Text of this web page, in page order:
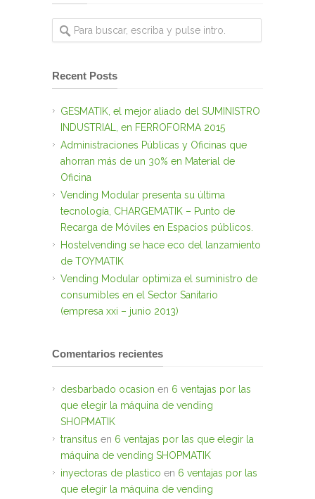
Recent Posts
GESMATIK, el mejor aliado del SUMINISTRO
INDUSTRIAL, en FERROFORMA 2015
Administraciones Públicas y Oficinas que
ahorran más de un 30% en Material de
Oficina
Vending Modular presenta su última
tecnología, CHARGEMATIK – Punto de
Recarga de Móviles en Espacios públicos.
Hostelvending se hace eco del lanzamiento
de TOYMATIK
Vending Modular optimiza el suministro de
consumibles en el Sector Sanitario
(empresa xxi – junio 2013)
Comentarios recientes
desbarbado ocasion en 6 ventajas por las
que elegir la máquina de vending
SHOPMATIK
transitus en 6 ventajas por las que elegir la
máquina de vending SHOPMATIK
inyectoras de plastico en 6 ventajas por las
que elegir la máquina de vending